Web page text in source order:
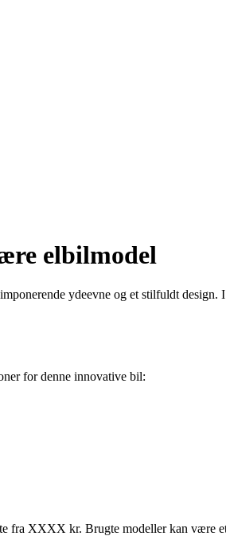
elbilmodel
ydeevne og et stilfuldt
for denne innovative bil:
XXXX kr. Brugte modeller kan være